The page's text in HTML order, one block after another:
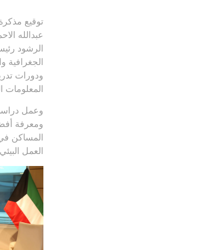
توقيع
عبدالله
الرشود
ودورات
وعمل
ومعرفة
المساكن
العمل